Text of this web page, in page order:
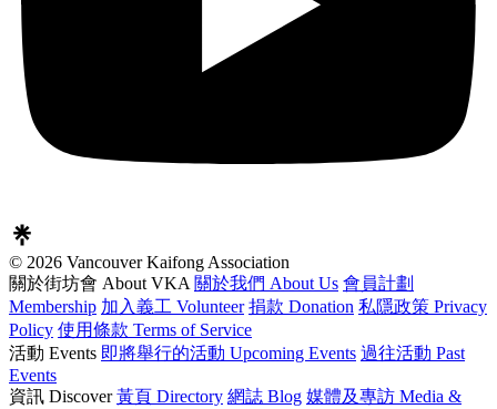
© 2026 Vancouver Kaifong Association
關於街坊會 About VKA 關於我們 About Us 會員計劃
Membership 加入義工 Volunteer 捐款 Donation 私隱政策 Privacy
Policy 使用條款 Terms of Service
活動 Events 即將舉行的活動 Upcoming Events 過往活動 Past
Events
資訊 Discover 黃頁 Directory 網誌 Blog 媒體及專訪 Media &